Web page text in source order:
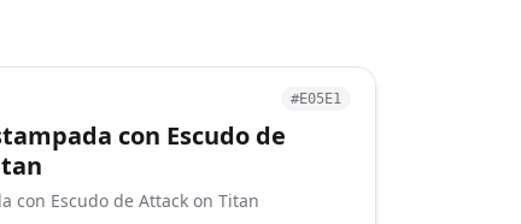
#E05E1
con Escudo de
con Escudo de Attack on Titan